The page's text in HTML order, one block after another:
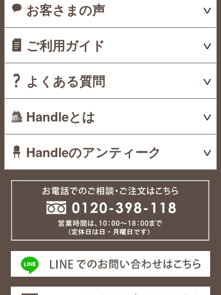
お客さまの声
ご利用ガイド
よくある質問
Handleとは
Handleのアンティーク